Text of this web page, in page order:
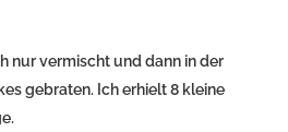
nur vermischt und dann in der
gebraten. Ich erhielt 8 kleine